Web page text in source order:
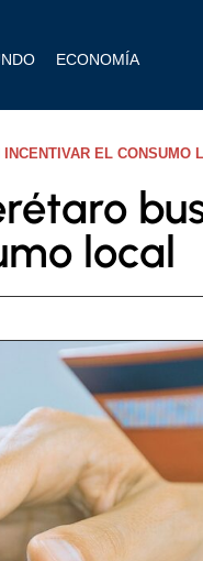
ECONOMÍA
EL CONSUMO
local